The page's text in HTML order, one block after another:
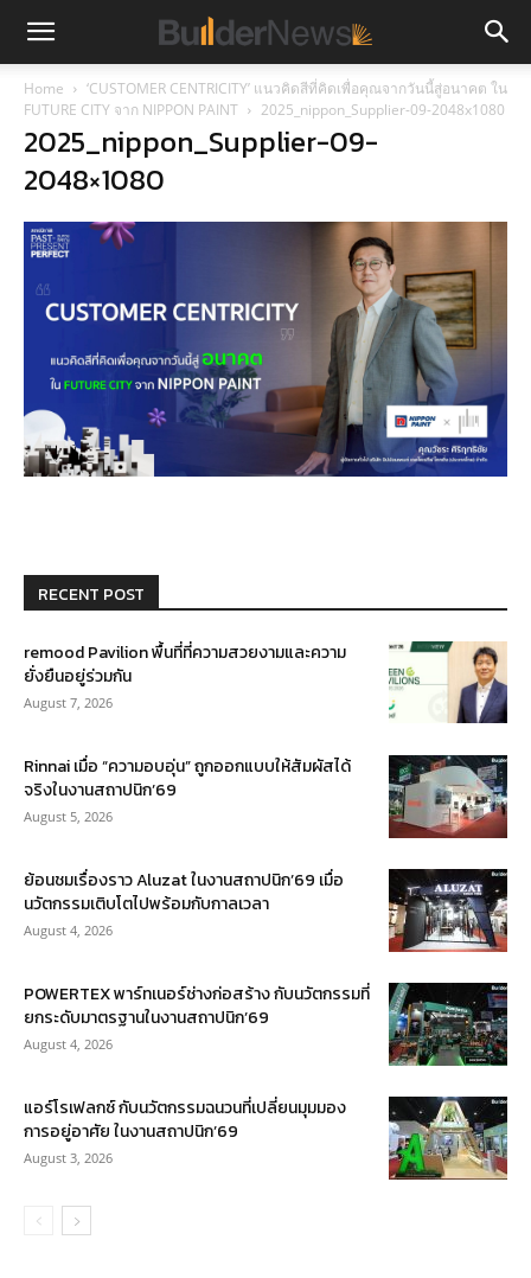
Home
‘CUSTOMER CENTRICITY’ แนวคิดสีที่คิดเพื่อคุณจากวันนี้สู่อนาคต ใน
FUTURE CITY จาก NIPPON PAINT
2025_nippon_Supplier-09-2048x1080
2025_nippon_Supplier-09-
2048×1080
RECENT POST
remood Pavilion พื้นที่ที่ความสวยงามและความ
ยั่งยืนอยู่ร่วมกัน
August 7, 2026
Rinnai เมื่อ “ความอบอุ่น” ถูกออกแบบให้สัมผัสได้
จริงในงานสถาปนิก’69
August 5, 2026
ย้อนชมเรื่องราว Aluzat ในงานสถาปนิก’69 เมื่อ
นวัตกรรมเติบโตไปพร้อมกับกาลเวลา
August 4, 2026
POWERTEX พาร์ทเนอร์ช่างก่อสร้าง กับนวัตกรรมที่
ยกระดับมาตรฐานในงานสถาปนิก’69
August 4, 2026
แอร์โรเฟลกซ์ กับนวัตกรรมฉนวนที่เปลี่ยนมุมมอง
การอยู่อาศัย ในงานสถาปนิก’69
August 3, 2026